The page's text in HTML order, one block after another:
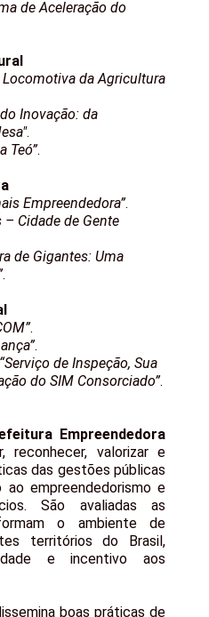
de Aceleração do
Locomotiva da Agricultura
Inovação: da
.
Teó”.
Empreendedora”.
– Cidade de Gente
de Gigantes: Uma
.
.
.
“Serviço de Inspeção, Sua
do SIM Consorciado”.
Empreendedora
reconhecer, valorizar e
das gestões públicas
ao empreendedorismo e
São avaliadas as
o ambiente de
territórios do Brasil,
e incentivo aos
boas práticas de